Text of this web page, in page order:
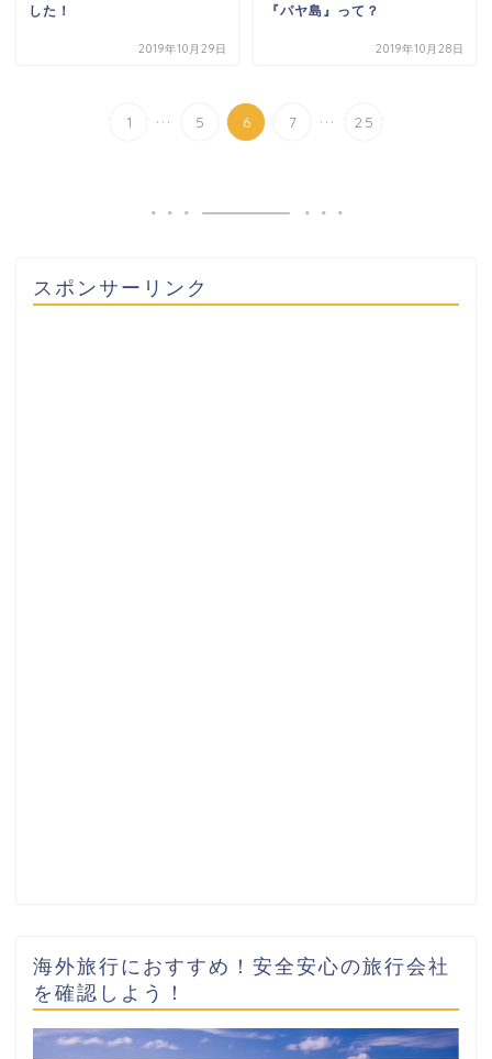
した！
2019年10月29日
『パヤ島』って？
2019年10月28日
1 ... 5 6 7 ... 25
スポンサーリンク
海外旅行におすすめ！安全安心の旅行会社
を確認しよう！